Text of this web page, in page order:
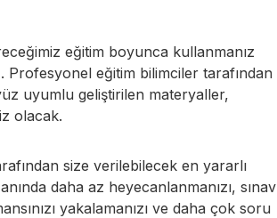
eğitim boyunca kullanmanız
eğitim bilimciler tarafından
uyumlu geliştirilen materyaller,
olacak.
size verilebilecek en yararlı
daha az heyecanlanmanızı, sınav
yakalamanızı ve daha çok soru